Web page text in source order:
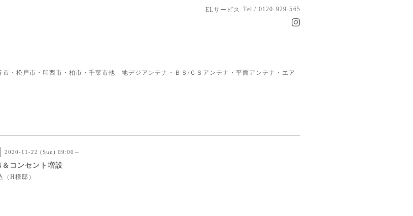
ELサービス Tel / 0120-929-565
・松戸市・印西市・柏市・千葉市他 地デジアンテナ・ＢＳ/ＣＳアンテナ・平面アンテナ・エア
2020-11-22 (Sun) 09:00～
コンセント増設
（H様邸）